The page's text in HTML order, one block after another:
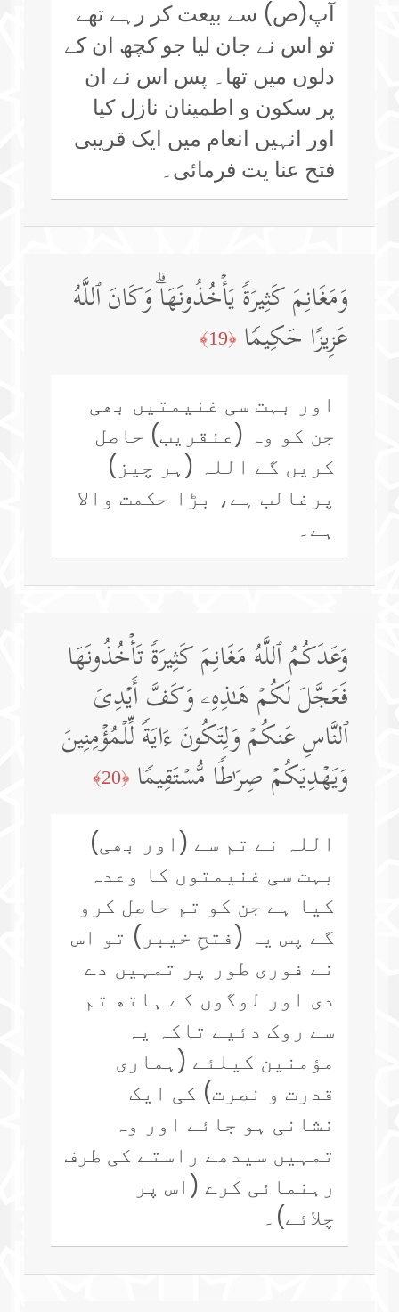
آپ(ص) سے بیعت کر رہے تھے
تو اس نے جان لیا جو کچھ ان کے
دلوں میں تھا۔ پس اس نے ان
پر سکون و اطمینان نازل کیا
اور انہیں انعام میں ایک قریبی
فتح عنا یت فرمائی۔
وَمَغَانِمَ كَثِیرَةࣰ یَأۡخُذُونَهَاۗ وَكَانَ ٱللَّهُ
عَزِیزًا حَكِیمࣰا ﴿19﴾
اور بہت سی غنیمتیں بھی
جن کو وہ (عنقریب) حاصل
کریں گے اللہ (ہر چیز)
پرغالب ہے، بڑا حکمت والا
ہے۔
وَعَدَكُمُ ٱللَّهُ مَغَانِمَ كَثِیرَةࣰ تَأۡخُذُونَهَا
فَعَجَّلَ لَكُمۡ هَـٰذِهِۦ وَكَفَّ أَیۡدِیَ
ٱلنَّاسِ عَنكُمۡ وَلِتَكُونَ ءَایَةࣰ لِّلۡمُؤۡمِنِینَ
وَیَهۡدِیَكُمۡ صِرَ ٰ⁠طࣰا مُّسۡتَقِیمࣰا ﴿20﴾
اللہ نے تم سے (اور بھی)
بہت سی غنیمتوں کا وعدہ
کیا ہے جن کو تم حاصل کرو
گے پس یہ (فتحِ خیبر) تو اس
نے فوری طور پر تمہیں دے
دی اور لوگوں کے ہاتھ تم
سے روک دئیے تاکہ یہ
مؤمنین کیلئے (ہماری
قدرت و نصرت) کی ایک
نشانی ہو جائے اور وہ
تمہیں سیدھے راستے کی طرف
رہنمائی کرے (اس پر
چلائے)۔